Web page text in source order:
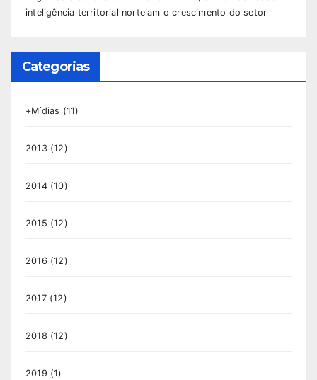
inteligência territorial norteiam o crescimento do setor
Categorias
+Mídias (11)
2013(12)
2014(10)
2015 (12)
2016 (12)
2017(12)
2018 (12)
2019 (1)